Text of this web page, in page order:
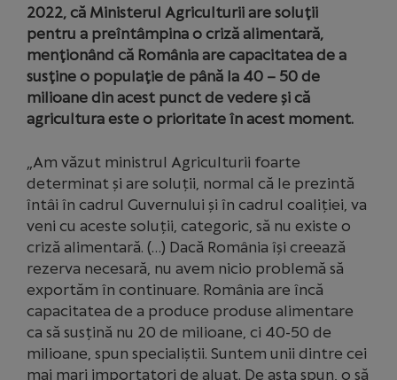
2022, că Ministerul Agriculturii are soluţii
pentru a preîntâmpina o criză alimentară,
menţionând că România are capacitatea de a
susţine o populaţie de până la 40 – 50 de
milioane din acest punct de vedere și că
agricultura este o prioritate în acest moment.
„Am văzut ministrul Agriculturii foarte
determinat și are soluții, normal că le prezintă
întâi în cadrul Guvernului și în cadrul coaliției, va
veni cu aceste soluții, categoric, să nu existe o
criză alimentară. (…) Dacă România își creează
rezerva necesară, nu avem nicio problemă să
exportăm în continuare. România are încă
capacitatea de a produce produse alimentare
ca să susțină nu 20 de milioane, ci 40-50 de
milioane, spun specialiștii. Suntem unii dintre cei
mai mari importatori de aluat. De asta spun, o să